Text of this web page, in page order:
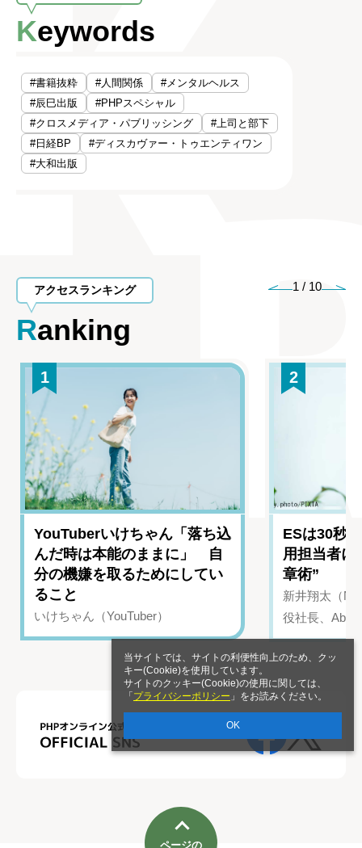
当サイトでは、サイトの利便性向上のため、クッ
キー(Cookie)を使用しています。
サイトのクッキー(Cookie)の使用に関しては、
「 プライバシーポリシー 」をお読みください。
OK
Keywords
#書籍抜粋 #人間関係
#メンタルヘルス
#辰巳出版
#PHPスペシャル
#クロスメディア・パブリッシング
#上司と部下
#日経BP
#ディスカヴァー・トゥエンティワン
#大和出版
アクセスランキング
Ranking
1 / 10
1
YouTuberいけちゃん「落ち込
んだ時は本能のままに」 自
分の機嫌を取るためにしてい
ること
いけちゃん（YouTuber）
2
ESは30秒
用担当者に
章術”
新井翔太（
役社長、
ページの